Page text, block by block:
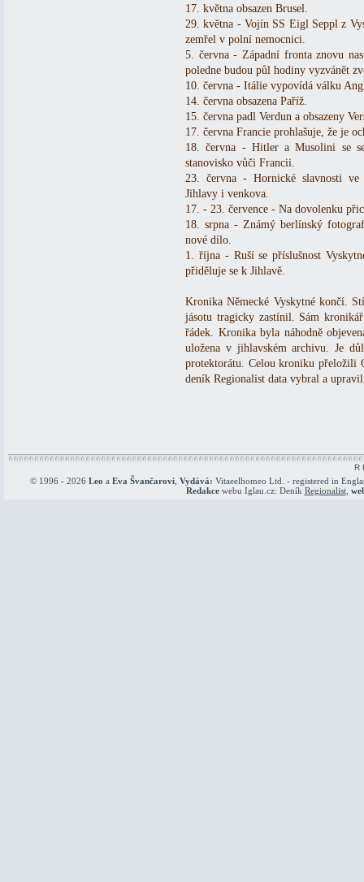
17. května obsazen Brusel.
29. května - Vojín SS Eigl Seppl z
zemřel v polní nemocnici.
5. června - Západní fronta znovu
poledne budou půl hodiny vyzvánět
10. června - Itálie vypovídá válku
14. června obsazena Paříž.
15. června padl Verdun a obsazeny
17. června Francie prohlašuje, že je
18. června - Hitler a Musolini se
stanovisko vůči Francii.
23. června - Hornické slavnosti ve
Jihlavy i venkova.
17. - 23. července - Na dovolenku
18. srpna - Známý berlínský
nové dílo.
1. října - Ruší se příslušnost
přiděluje se k Jihlavě.
Kronika Německé Vyskytné končí.
jásotu tragicky zastínil. Sám
řádek. Kronika byla náhodně
uložena v jihlavském archivu. Je
protektorátu. Celou kroniku přeložili
deník Regionalist data vybral a upravil
R
© 1996 - 2026 Leo a Eva Švančarovi Vydává: Vitaeelhomeo Ltd. - registered in
Redakcewebu Iglau.cz: Deník Regionalist,